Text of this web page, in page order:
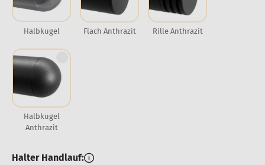
Halbkugel Flach Anthrazit Rille Anthrazit
Halbkugel
Anthrazit
Halter Handlauf: